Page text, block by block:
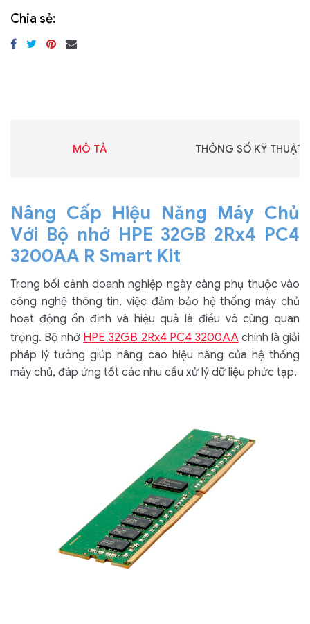
Chia sẻ:
MÔ TẢ THÔNG SỐ KỸ THUẬT
Nâng Cấp Hiệu Năng Máy Chủ
Với Bộ nhớ HPE 32GB 2Rx4 PC4
3200AA R Smart Kit
Trong bối cảnh doanh nghiệp ngày càng phụ thuộc vào
công nghệ thông tin, việc đảm bảo hệ thống máy chủ
hoạt động ổn định và hiệu quả là điều vô cùng quan
trọng. Bộ nhớ HPE 32GB 2Rx4 PC4 3200AAchính là giải
pháp lý tưởng giúp nâng cao hiệu năng của hệ thống
máy chủ, đáp ứng tốt các nhu cầu xử lý dữ liệu phức tạp.